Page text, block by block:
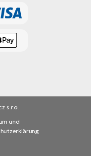
s.r.o.
und